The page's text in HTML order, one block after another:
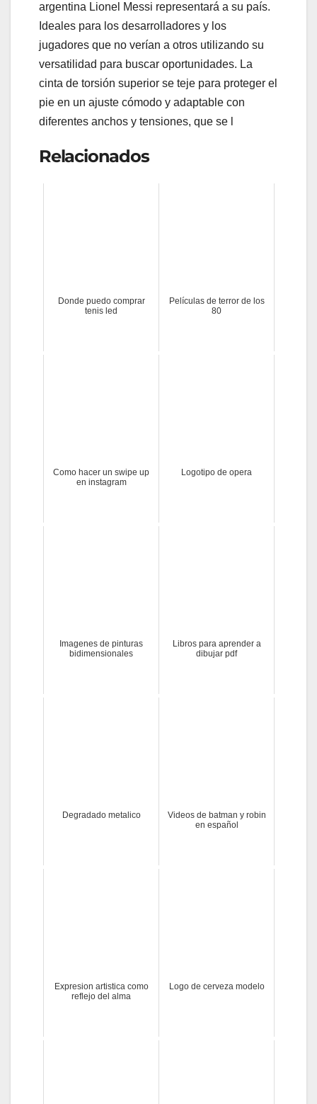
argentina Lionel Messi representará a su país.
Ideales para los desarrolladores y los
jugadores que no verían a otros utilizando su
versatilidad para buscar oportunidades. La
cinta de torsión superior se teje para proteger el
pie en un ajuste cómodo y adaptable con
diferentes anchos y tensiones, que se l
Relacionados
Donde puedo comprar
tenis led
Películas de terror de los
80
Como hacer un swipe up
en instagram
Logotipo de opera
Imagenes de pinturas
bidimensionales
Libros para aprender a
dibujar pdf
Degradado metalico
Videos de batman y robin
en español
Expresion artistica como
reflejo del alma
Logo de cerveza modelo